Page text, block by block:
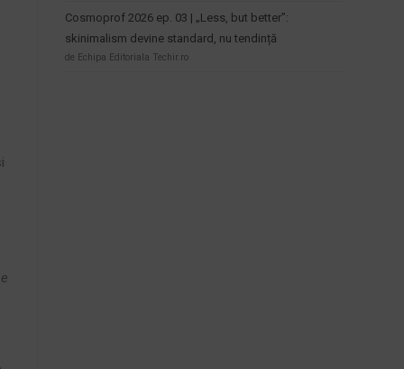
Cosmoprof 2026 ep. 03 | „Less, but better”:
skinimalism devine standard, nu tendință
de Echipa Editoriala Techir.ro